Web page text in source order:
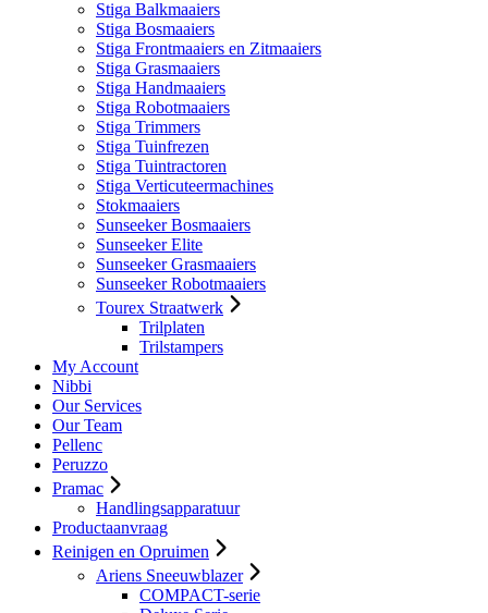
Stiga Balkmaaiers
Stiga Bosmaaiers
Stiga Frontmaaiers en Zitmaaiers
Stiga Grasmaaiers
Stiga Handmaaiers
Stiga Robotmaaiers
Stiga Trimmers
Stiga Tuinfrezen
Stiga Tuintractoren
Stiga Verticuteermachines
Stokmaaiers
Sunseeker Bosmaaiers
Sunseeker Elite
Sunseeker Grasmaaiers
Sunseeker Robotmaaiers
Tourex Straatwerk
Trilplaten
Trilstampers
My Account
Nibbi
Our Services
Our Team
Pellenc
Peruzzo
Pramac
Handlingsapparatuur
Productaanvraag
Reinigen en Opruimen
Ariens Sneeuwblazer
COMPACT-serie